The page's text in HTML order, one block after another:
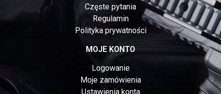
Częste pytania
Regulamin
Polityka prywatności
MOJE KONTO
Logowanie
Moje zamówienia
Ustawienia konta